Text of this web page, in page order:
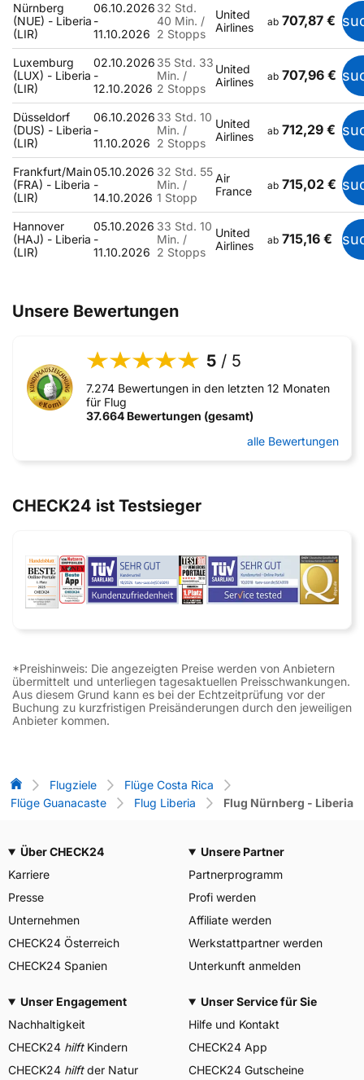
Nürnberg
(NUE) - Liberia
(LIR)
06.10.2026
-
11.10.2026
32 Std.
40 Min. /
2 Stopps
United
Airlines
ab 707,87 €
Luxemburg
(LUX) - Liberia
(LIR)
02.10.2026
-
12.10.2026
35 Std. 33
Min. /
2 Stopps
United
Airlines
ab 707,96 €
Düsseldorf
(DUS) - Liberia
(LIR)
06.10.2026
-
11.10.2026
33 Std. 10
Min. /
2 Stopps
United
Airlines
ab 712,29 €
Frankfurt/Main
(FRA) - Liberia
(LIR)
05.10.2026
-
14.10.2026
32 Std. 55
Min. /
1 Stopp
Air
France
ab 715,02 €
Hannover
(HAJ) - Liberia
(LIR)
05.10.2026
-
11.10.2026
33 Std. 10
Min. /
2 Stopps
United
Airlines
ab 715,16 €
Unsere Bewertungen
5 / 5
7.274 Bewertungen in den letzten 12 Monaten
für Flug
37.664 Bewertungen (gesamt)
alle Bewertungen
CHECK24 ist Testsieger
*Preishinweis: Die angezeigten Preise werden von Anbietern
übermittelt und unterliegen tagesaktuellen Preisschwankungen.
Aus diesem Grund kann es bei der Echtzeitprüfung vor der
Buchung zu kurzfristigen Preisänderungen durch den jeweiligen
Anbieter kommen.
Flug-Vergleich
Flugziele
Flüge Costa Rica
Flüge Guanacaste
Flug Liberia Flug Nürnberg - Liberia
Über CHECK24
Karriere
Presse
Unternehmen
CHECK24 Österreich
CHECK24 Spanien
Unsere Partner
Partnerprogramm
Profi werden
Affiliate werden
Werkstattpartner werden
Unterkunft anmelden
Unser Engagement
Nachhaltigkeit
CHECK24 hilftKindern
CHECK24 hilftder Natur
Unser Service für Sie
Hilfe und Kontakt
CHECK24 App
CHECK24 Gutscheine